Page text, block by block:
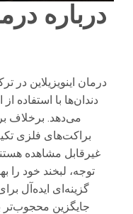
درباره
درمان اینویزیلاین
دندان‌ها با استفاده
می‌دهد. برخلاف
براکت‌های فلزی تکیه
غیرقابل مشاهده
توجه، لبخند خود را
گزینه‌ای ایده‌آل
جایگزین محجوب‌تر